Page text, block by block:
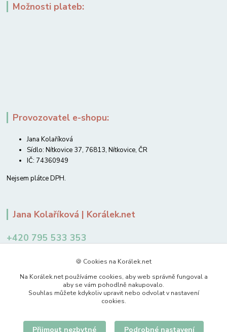
Možnosti plateb:
Provozovatel e-shopu:
Jana Kolaříková
Sídlo: Nítkovice 37, 76813, Nítkovice, ČR
IČ: 74360949
Nejsem plátce DPH.
Jana Kolaříková | Korálek.net
+420 795 533 353
🍪 Cookies na Korálek.net
Na Korálek.net používáme cookies, aby web správně fungoval a
aby se vám pohodlně nakupovalo.
Souhlas můžete kdykoliv upravit nebo odvolat v nastavení
cookies.
Přijmout nezbytné Podrobné nastavení